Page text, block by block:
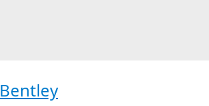
Bentley